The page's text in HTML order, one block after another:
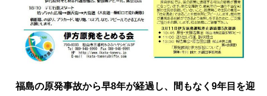
福島の原発事故から早8年が経過し、間もなく9年目を迎